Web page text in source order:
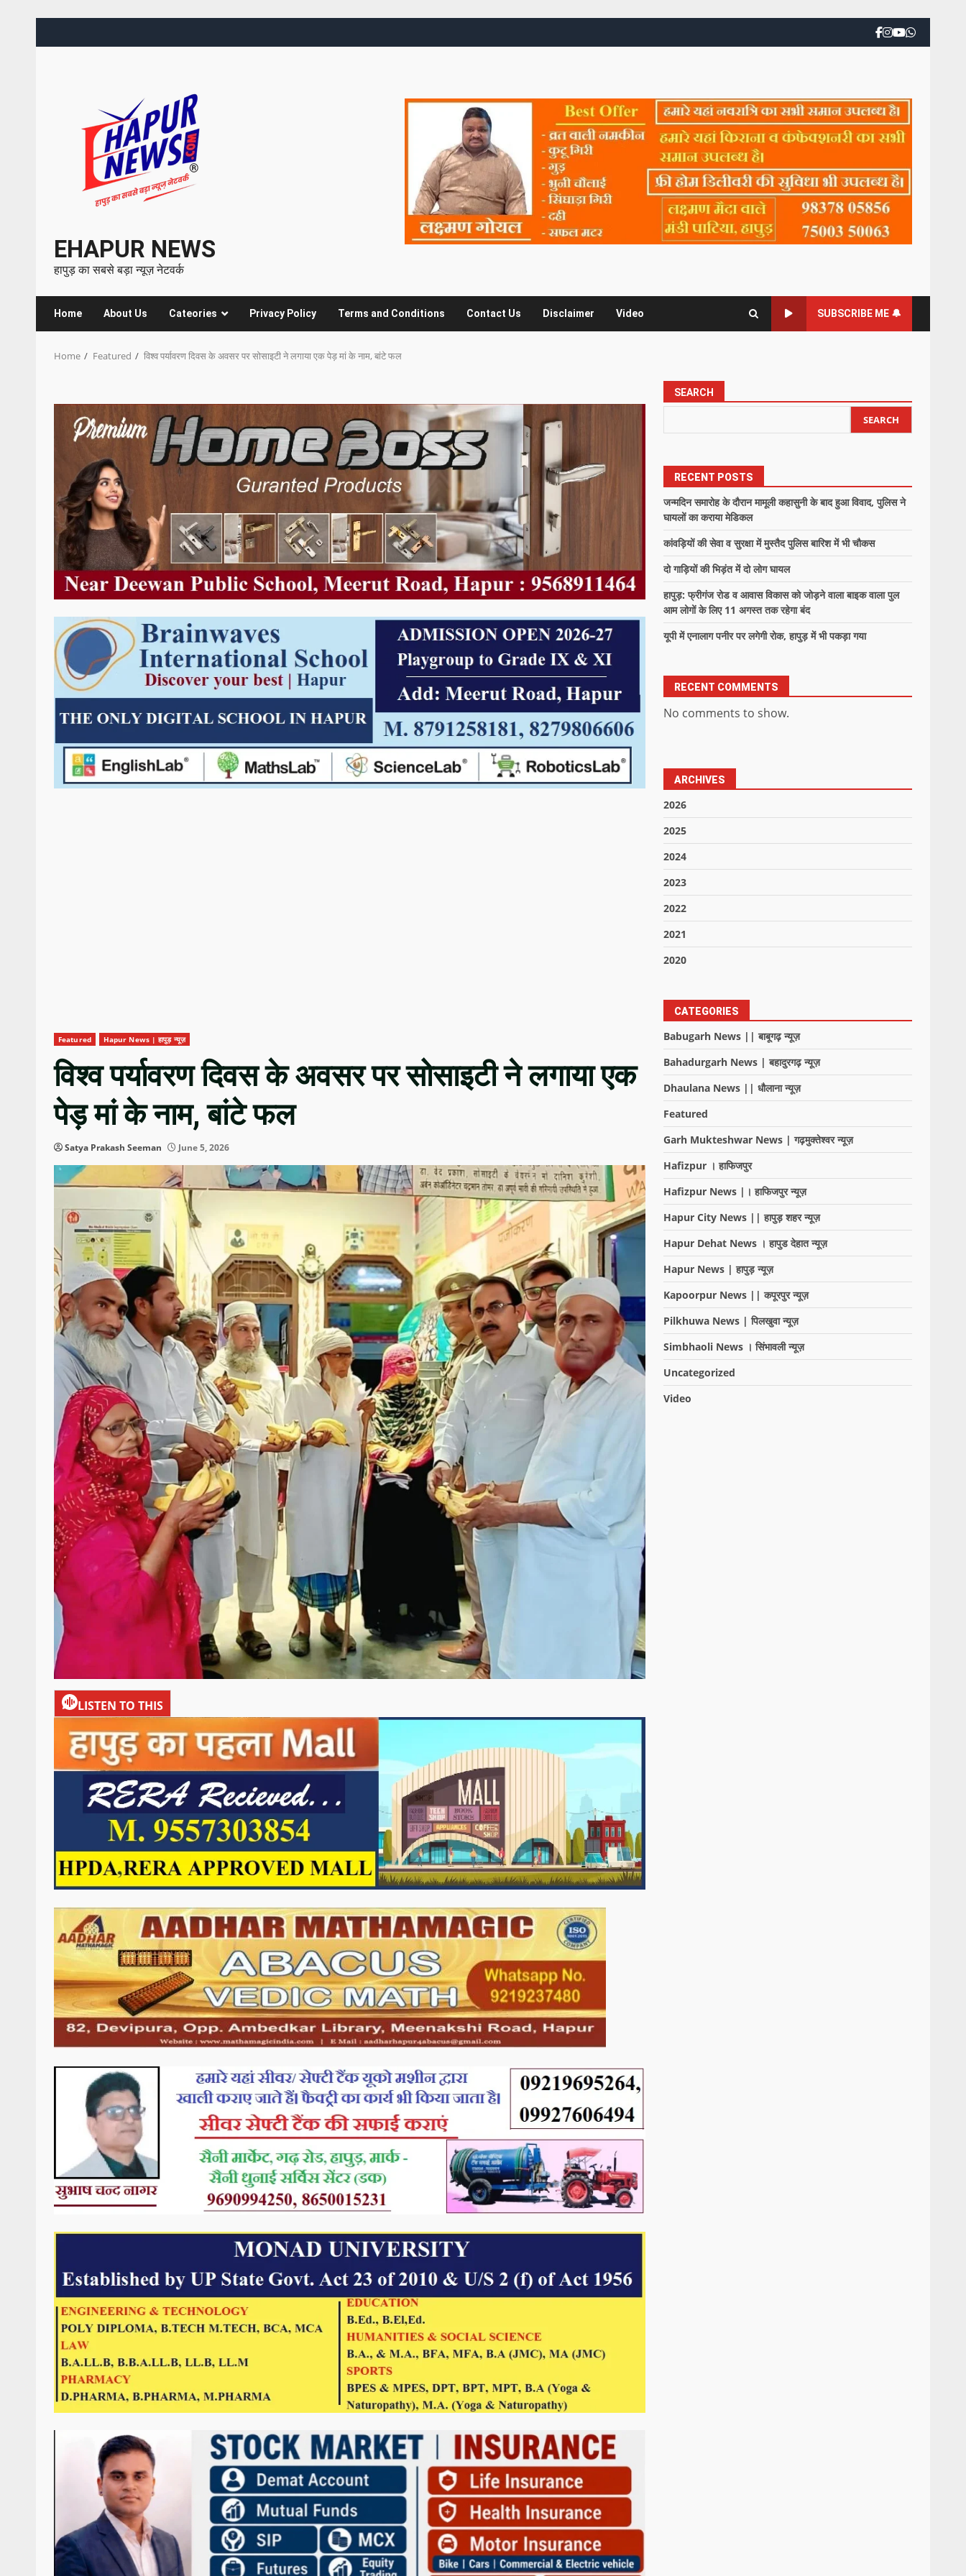
EHAPUR NEWS
हापुड़ का सबसे बड़ा न्यूज़ नेटवर्क
Home About Us Cateories Privacy Policy Terms and Conditions Contact Us Disclaimer Video SUBSCRIBE ME 🔔
Home Featured विश्व पर्यावरण दिवस के अवसर पर सोसाइटी ने लगाया एक पेड़ मां के नाम, बांटे फल
Featured Hapur News | हापुड़ न्यूज़
विश्व पर्यावरण दिवस के अवसर पर सोसाइटी ने लगाया एक
पेड़ मां के नाम, बांटे फल
Satya Prakash Seeman June 5, 2026
LISTEN TO THIS
SEARCH
SEARCH
RECENT POSTS
जन्मदिन समारोह के दौरान मामूली कहासुनी के बाद हुआ विवाद, पुलिस ने
घायलों का कराया मेडिकल
कांवड़ियों की सेवा व सुरक्षा में मुस्तैद पुलिस बारिश में भी चौकस
दो गाड़ियों की भिड़ंत में दो लोग घायल
हापुड़: फ्रीगंज रोड व आवास विकास को जोड़ने वाला बाइक वाला पुल
आम लोगों के लिए 11 अगस्त तक रहेगा बंद
यूपी में एनालाग पनीर पर लगेगी रोक, हापुड़ में भी पकड़ा गया
RECENT COMMENTS
No comments to show.
ARCHIVES
2026
2025
2024
2023
2022
2021
2020
CATEGORIES
Babugarh News || बाबूगढ़ न्यूज़
Bahadurgarh News | बहादुरगढ़ न्यूज़
Dhaulana News || धौलाना न्यूज़
Featured
Garh Mukteshwar News | गढ़मुक्तेश्वर न्यूज़
Hafizpur । हाफिजपुर
Hafizpur News |। हाफिजपुर न्यूज़
Hapur City News || हापुड़ शहर न्यूज़
Hapur Dehat News । हापुड देहात न्यूज़
Hapur News | हापुड़ न्यूज़
Kapoorpur News || कपूरपुर न्यूज़
Pilkhuwa News | पिलखुवा न्यूज़
Simbhaoli News । सिंभावली न्यूज़
Uncategorized
Video